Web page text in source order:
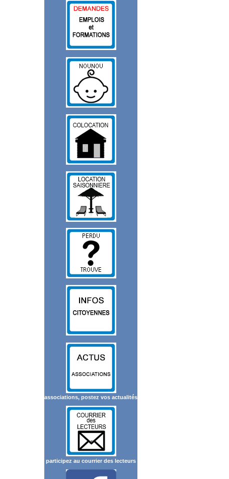
associations, postez vos actualités
participez au courrier des lecteurs